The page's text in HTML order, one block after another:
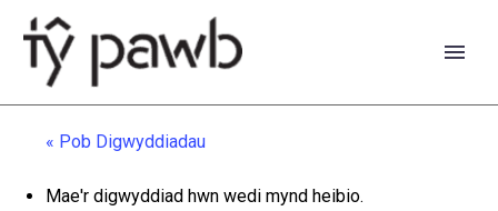
« Pob Digwyddiadau
Mae'r digwyddiad hwn wedi mynd heibio.